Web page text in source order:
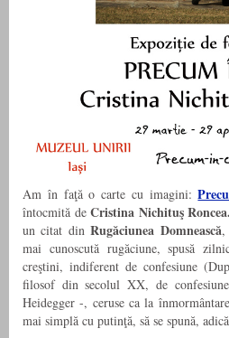
Am în faţă o carte cu imagini:
întocmită deCristina Nichituş Roncea.
un citat dinRugăciunea Domnească,
mai cunoscută rugăciune, spusă
creştini, indiferent de confesiune
filosof din secolul XX, de
Heidegger -, ceruse ca la
mai simplă cu putinţă, să se spună,